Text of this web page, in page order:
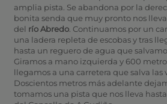
amplia pista. Se abandona por la
bonita senda que muy pronto nos
del río Abredo. Continuamos por un
una ladera repleta de escobas y tras
hasta un reguero de agua que
Giramos a mano izquierda y 600
llegamos a una carretera que salva las
Doscientos metros más adelante
tomamos una pista que nos lleva hasta